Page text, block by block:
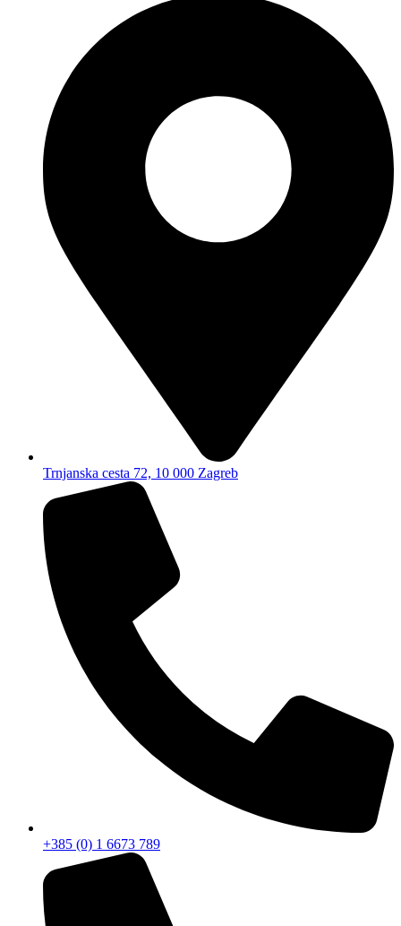
Trnjanska cesta 72, 10 000 Zagreb
+385 (0) 1 6673 789